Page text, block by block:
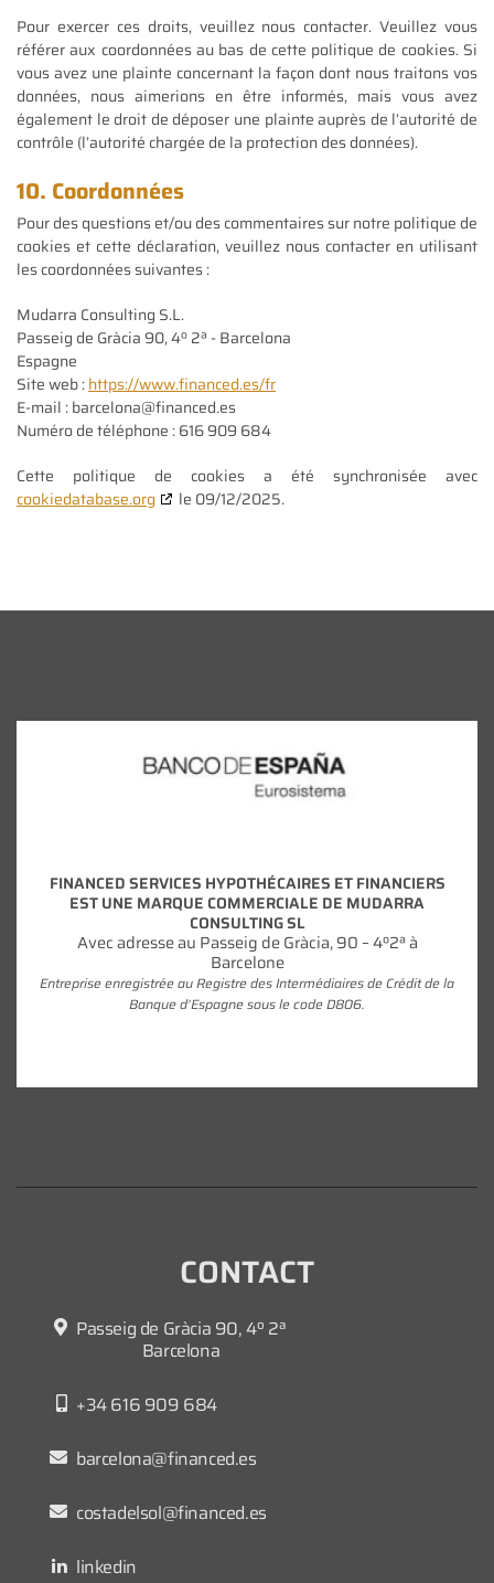
Pour exercer ces droits, veuillez nous contacter. Veuillez vous
référer aux coordonnées au bas de cette politique de cookies. Si
vous avez une plainte concernant la façon dont nous traitons vos
données, nous aimerions en être informés, mais vous avez
également le droit de déposer une plainte auprès de l’autorité de
contrôle (l’autorité chargée de la protection des données).
10. Coordonnées
Pour des questions et/ou des commentaires sur notre politique de
cookies et cette déclaration, veuillez nous contacter en utilisant
les coordonnées suivantes :
Mudarra Consulting S.L.
Passeig de Gràcia 90, 4º 2ª - Barcelona
Espagne
Site web :https://www.financed.es/fr
E-mail :barcelona@financed.es
Numéro de téléphone : 616 909 684
Cette politique de cookies a été synchronisée avec
cookiedatabase.org
le 09/12/2025.
FINANCED SERVICES HYPOTHÉCAIRES ET FINANCIERS
EST UNE MARQUE COMMERCIALE DE MUDARRA
CONSULTING SL
Avec adresse au Passeig de Gràcia, 90 – 4º2ª à
Barcelone
Entreprise enregistrée au Registre des Intermédiaires de Crédit de la
Banque d'Espagne sous le code D806.
CONTACT
Passeig de Gràcia 90, 4º 2ª
Barcelona
+34 616 909 684
barcelona@financed.es
costadelsol@financed.es
linkedin